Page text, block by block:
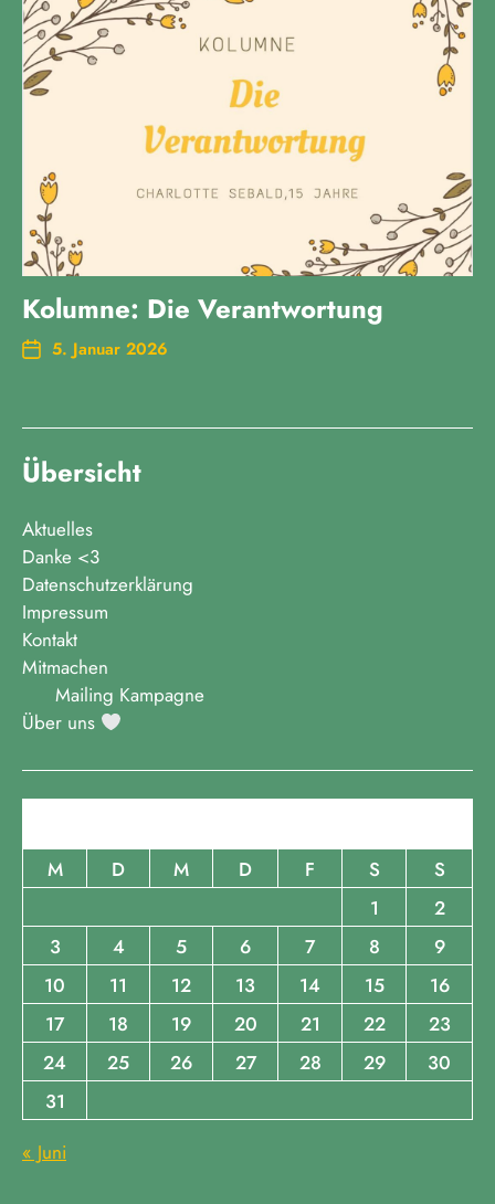
Kolumne: Die Verantwortung
5. Januar 2026
Übersicht
Aktuelles
Danke <3
Datenschutzerklärung
Impressum
Kontakt
Mitmachen
Mailing Kampagne
Über uns
M
D M D F S
S
1
2
3
4 5 6 7 8
9
10
11 12 13 14 15
16
17
18 19 20 21 22
23
24
25 26 27 28 29
30
31
« Juni